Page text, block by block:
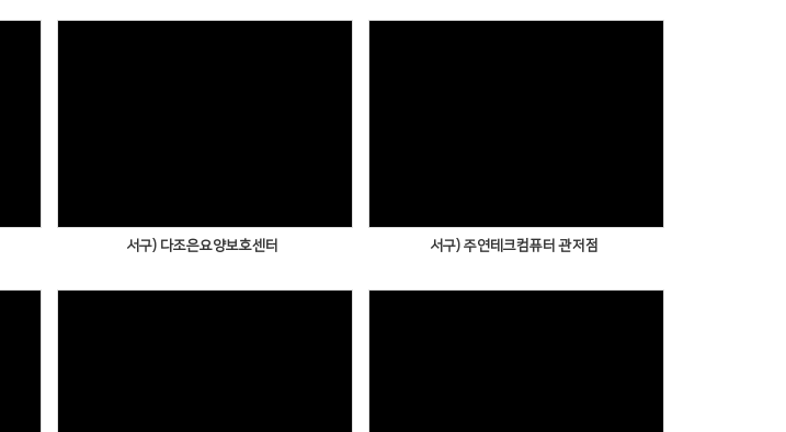
서구) 다조은요양보호센터 서구) 주연테크컴퓨터 관저점